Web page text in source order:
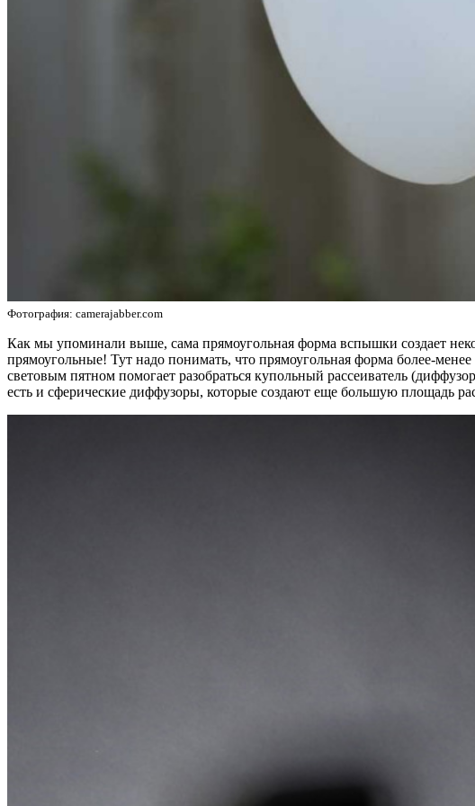
Фотография: camerajabber.com
Как мы упоминали выше, сама прямоугольная форма вспышки создает
прямоугольные! Тут надо понимать, что прямоугольная форма более-
световым пятном помогает разобраться купольный рассеиватель
есть и сферические диффузоры, которые создают еще большую площадь